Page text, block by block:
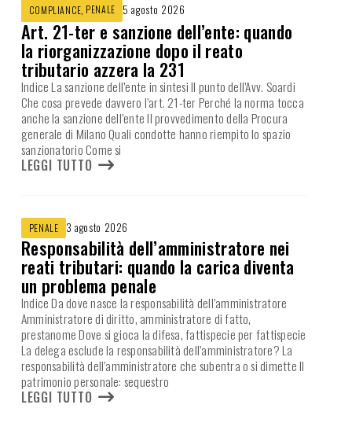
COMPLIANCE, PENALE 5 agosto 2026
Art. 21-ter e sanzione dell’ente: quando
la riorganizzazione dopo il reato
tributario azzera la 231
Indice La sanzione dell’ente in sintesi Il punto dell’Avv. Soardi
Che cosa prevede davvero l’art. 21-ter Perché la norma tocca
anche la sanzione dell’ente Il provvedimento della Procura
generale di Milano Quali condotte hanno riempito lo spazio
sanzionatorio Come si
LEGGI TUTTO
PENALE 3 agosto 2026
Responsabilità dell’amministratore nei
reati tributari: quando la carica diventa
un problema penale
Indice Da dove nasce la responsabilità dell’amministratore
Amministratore di diritto, amministratore di fatto,
prestanome Dove si gioca la difesa, fattispecie per fattispecie
La delega esclude la responsabilità dell’amministratore? La
responsabilità dell’amministratore che subentra o si dimette Il
patrimonio personale: sequestro
LEGGI TUTTO